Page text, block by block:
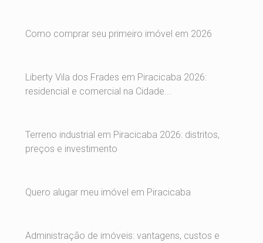
Como comprar seu primeiro imóvel em 2026
Liberty Vila dos Frades em Piracicaba 2026:
residencial e comercial na Cidade...
Terreno industrial em Piracicaba 2026: distritos,
preços e investimento
Quero alugar meu imóvel em Piracicaba
Administração de imóveis: vantagens, custos e